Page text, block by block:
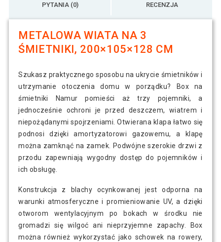
PYTANIA (0) RECENZJA
METALOWA WIATA NA 3
ŚMIETNIKI, 200×105×128 CM
Szukasz praktycznego sposobu na ukrycie śmietników i
utrzymanie otoczenia domu w porządku? Box na
śmietniki Namur pomieści aż trzy pojemniki, a
jednocześnie ochroni je przed deszczem, wiatrem i
niepożądanymi spojrzeniami. Otwierana klapa łatwo się
podnosi dzięki amortyzatorowi gazowemu, a klapę
można zamknąć na zamek. Podwójne szerokie drzwi z
przodu zapewniają wygodny dostęp do pojemników i
ich obsługę.
Konstrukcja z blachy ocynkowanej jest odporna na
warunki atmosferyczne i promieniowanie UV, a dzięki
otworom wentylacyjnym po bokach w środku nie
gromadzi się wilgoć ani nieprzyjemne zapachy. Box
można również wykorzystać jako schowek na rowery,